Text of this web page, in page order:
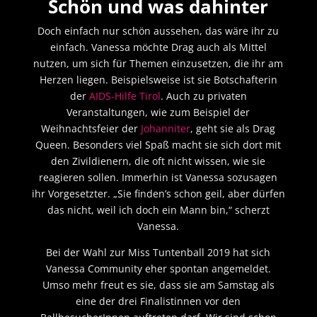
Schön und was dahinter
Doch einfach nur schön aussehen, das wäre ihr zu
einfach. Vanessa möchte Drag auch als Mittel
nutzen, um sich für Themen einzusetzen, die ihr am
Herzen liegen. Beispielsweise ist sie Botschafterin
der AIDS-Hilfe Tirol. Auch zu privaten
Veranstaltungen, wie zum Beispiel der
Weihnachtsfeier der Johanniter, geht sie als Drag
Queen. Besonders viel Spaß macht sie sich dort mit
den Zivildienern, die oft nicht wissen, wie sie
reagieren sollen. Immerhin ist Vanessa sozusagen
ihr Vorgesetzter. „Sie finden’s schon geil, aber dürfen
das nicht, weil ich doch ein Mann bin,“ scherzt
Vanessa.
Bei der Wahl zur Miss Tuntenball 2019 hat sich
Vanessa Community eher spontan angemeldet.
Umso mehr freut es sie, dass sie am Samstag als
eine der drei Finalistinnen vor den